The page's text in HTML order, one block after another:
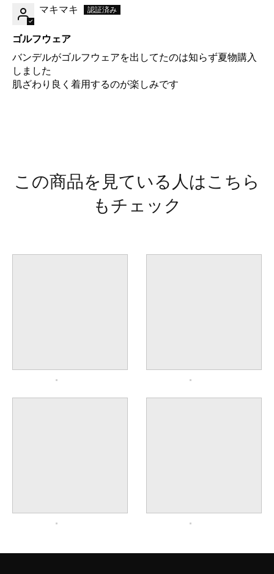
マキマキ
ゴルフウェア
バンデルがゴルフウェアを出してたのは知らず夏物購入
しました
肌ざわり良く着用するのが楽しみです
この商品を見ている人はこちら
もチェック